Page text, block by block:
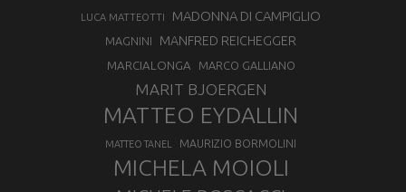
LUCA MATTEOTTI MADONNA DI CAMPIGLIO
MAGNINI MANFRED REICHEGGER
MARCIALONGA MARCO GALLIANO
MARIT BJOERGEN
MATTEO EYDALLIN
MATTEO TANEL MAURIZIO BORMOLINI
MICHELA MOIOLI